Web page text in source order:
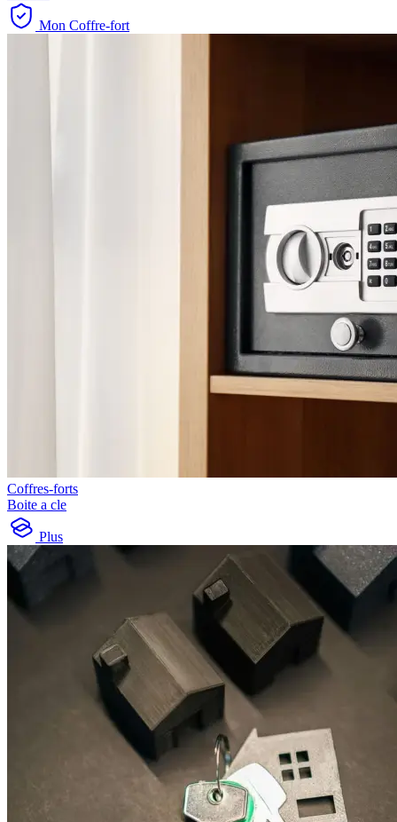
Mon Coffre-fort
Coffres-forts
Boite a cle
Plus